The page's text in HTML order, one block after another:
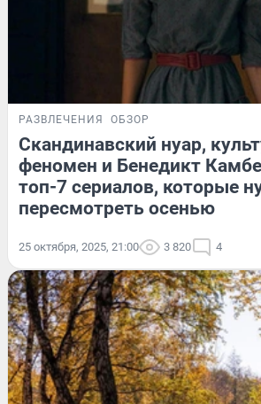
РАЗВЛЕЧЕНИЯ ОБЗОР
Скандинавский нуар,
феномен и Бенедикт
топ-7 сериалов, которые
пересмотреть осенью
25 октября, 2025, 21:00 3 820 4